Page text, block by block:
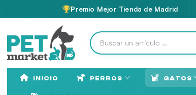
Premio Mejor Tienda de Madrid
INICIO PERROS GATOS